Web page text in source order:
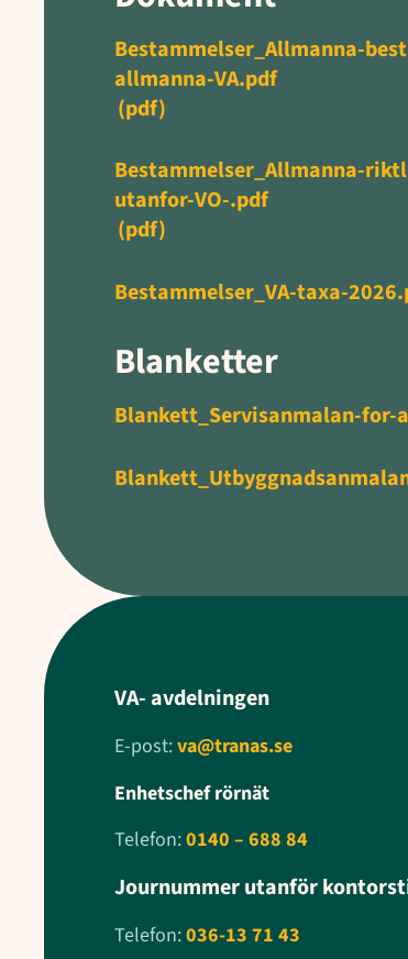
Bestammelser_Allmanna-
allmanna-VA.pdf
(pdf)
Bestammelser_Allmanna-
utanfor-VO-.pdf
(pdf)
Bestammelser_VA-taxa-
Blanketter
Blankett_Servisanmalan-
VA- avdelningen
E-post:va@tranas.se
Enhetschef rörnät
Telefon:0140 – 688 84
Journummer utanför
Telefon:036-13 71 43